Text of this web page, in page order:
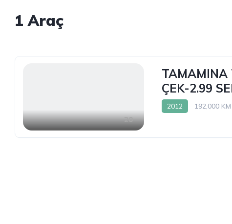
1 Araç
20
TAMAMINA
ÇEK-2.99
2012 192,000 KM